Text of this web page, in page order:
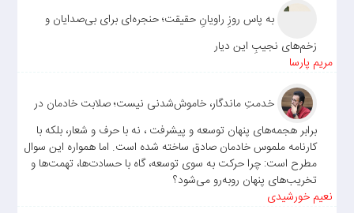
به پاس روزِ راویانِ حقیقت؛ حنجره‌ای برای بی‌صدایان و
زخم‌های نجیبِ این دیار
مریم پارسا
خدمتِ ماندگار، خاموش‌شدنی نیست؛ صلابت خادمان در
برابر هجمه‌های پنهان توسعه و پیشرفت ، نه با حرف و شعار، بلکه با
کارنامه ملموس خادمان صادق ساخته شده است. اما همواره این سوال
مطرح است: چرا حرکت به سوی توسعه، گاه با حسادت‌ها، تهمت‌ها و
تخریب‌های پنهان روبه‌رو می‌شود؟
نعیم خورشیدی